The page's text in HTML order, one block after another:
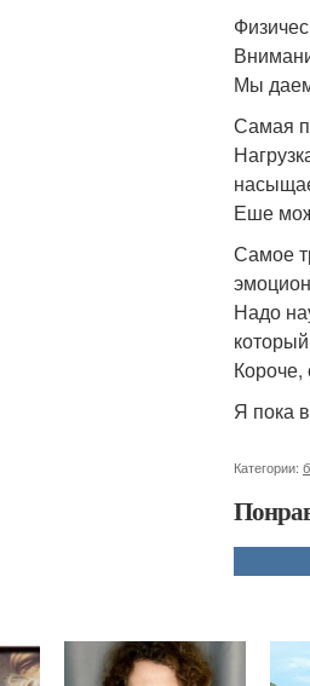
Мы даем
Самая
Еше
Самое
Надо
Короче,
Я пока
Категории: